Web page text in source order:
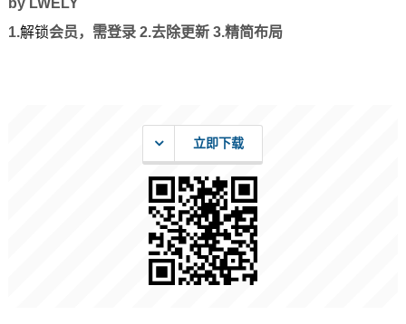
by LWELY
1.解锁会员，需登录 2.去除更新 3.精简布局
立即下载